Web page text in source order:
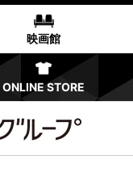
映画館
ONLINE STORE